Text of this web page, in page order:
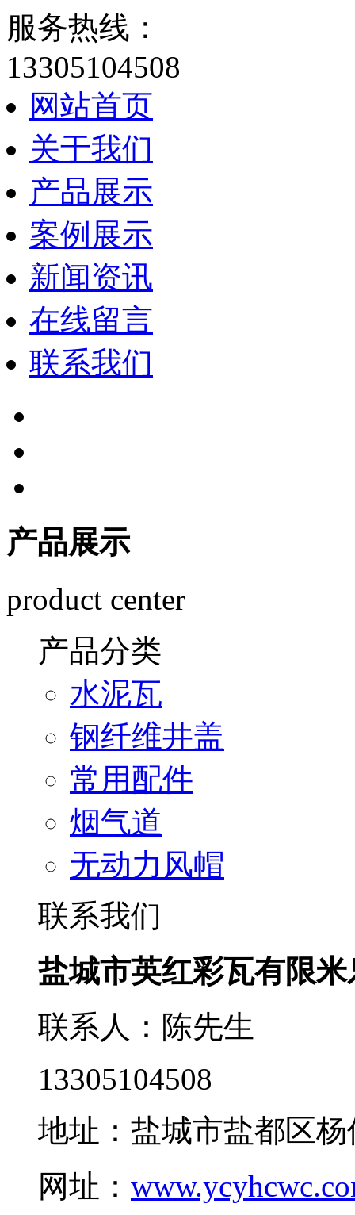
服务热线：
13305104508
网站首页
关于我们
产品展示
案例展示
新闻资讯
在线留言
联系我们
产品展示
product center
产品分类
水泥瓦
钢纤维井盖
常用配件
烟气道
无动力风帽
联系我们
盐城市英红彩瓦有限
联系人：陈先生
13305104508
地址：盐城市盐都区
网址：